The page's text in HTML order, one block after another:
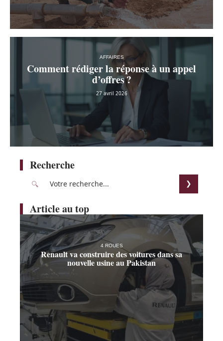
AFFAIRES
Comment rédiger la réponse à un appel
d’offres ?
27 avril 2026
Recherche
Article au top
4 ROUES
Renault va construire des voitures dans sa
nouvelle usine au Pakistan